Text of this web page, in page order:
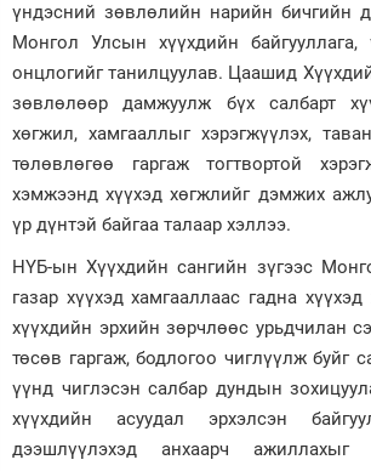
үндэсний зөвлөлийн нарийн бичгийн
Монгол Улсын хүүхдийн
онцлогийг танилцуулав. Цаашид
зөвлөлөөр дамжуулж бүх салбарт
хөгжил, хамгааллыг хэрэгжүүлэх,
төлөвлөгөө гаргаж тогтвортой
хэмжээнд хүүхэд хөгжлийг дэмжих
үр дүнтэй байгаа талаар хэллээ.
НҮБ-ын Хүүхдийн сангийн зүгээс
газар хүүхэд хамгааллаас гадна
хүүхдийн эрхийн зөрчлөөс урьдчилан
төсөв гаргаж, бодлогоо чиглүүлж буйг
үүнд чиглэсэн салбар дундын
хүүхдийн асуудал эрхэлсэн
дээшлүүлэхэд анхаарч ажиллахыг